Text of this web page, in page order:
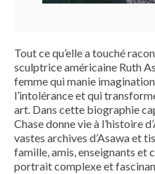
Tout ce qu’elle a touché
sculptrice américaine Ruth
femme qui manie
l’intolérance et qui
art. Dans cette biographie
Chase donne vie à l’histoire
vastes archives d’Asawa et
famille, amis, enseignants et
portrait complexe et